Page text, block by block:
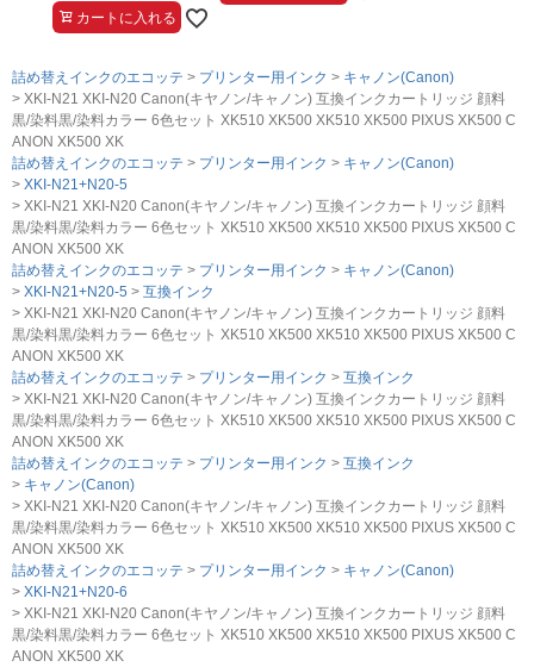
カートに入れる
詰め替えインクのエコッテ プリンター用インク
キャノン(Canon)
XKI-N21 XKI-N20 Canon(キヤノン/キャノン) 互換インクカートリッジ 顔料
黒/染料黒/染料カラー 6色セット XK510 XK500 XK510 XK500 PIXUS XK500 C
ANON XK500 XK
詰め替えインクのエコッテ
プリンター用インク
キャノン(Canon)
XKI-N21+N20-5
XKI-N21 XKI-N20 Canon(キヤノン/キャノン) 互換インクカートリッジ 顔料
黒/染料黒/染料カラー 6色セット XK510 XK500 XK510 XK500 PIXUS XK500 C
ANON XK500 XK
詰め替えインクのエコッテ
プリンター用インク
キャノン(Canon)
XKI-N21+N20-5
互換インク
XKI-N21 XKI-N20 Canon(キヤノン/キャノン) 互換インクカートリッジ 顔料
黒/染料黒/染料カラー 6色セット XK510 XK500 XK510 XK500 PIXUS XK500 C
ANON XK500 XK
詰め替えインクのエコッテ
プリンター用インク
互換インク
XKI-N21 XKI-N20 Canon(キヤノン/キャノン) 互換インクカートリッジ 顔料
黒/染料黒/染料カラー 6色セット XK510 XK500 XK510 XK500 PIXUS XK500 C
ANON XK500 XK
詰め替えインクのエコッテ
プリンター用インク
互換インク
キャノン(Canon)
XKI-N21 XKI-N20 Canon(キヤノン/キャノン) 互換インクカートリッジ 顔料
黒/染料黒/染料カラー 6色セット XK510 XK500 XK510 XK500 PIXUS XK500 C
ANON XK500 XK
詰め替えインクのエコッテ
プリンター用インク
キャノン(Canon)
XKI-N21+N20-6
XKI-N21 XKI-N20 Canon(キヤノン/キャノン) 互換インクカートリッジ 顔料
黒/染料黒/染料カラー 6色セット XK510 XK500 XK510 XK500 PIXUS XK500 C
ANON XK500 XK